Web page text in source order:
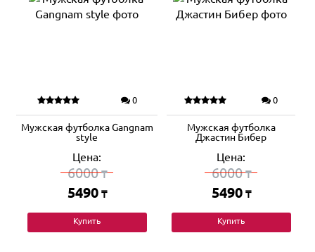
0
Мужская футболка Gangnam
style
Цена:
6000₸
5490 ₸
Купить
0
Мужская футболка
Джастин Бибер
Цена:
6000₸
5490 ₸
Купить